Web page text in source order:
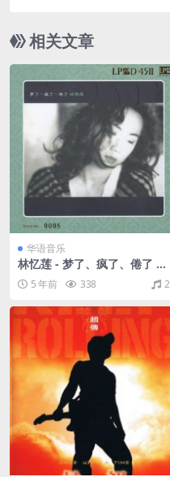
相关文章
华语音乐
林忆莲 - 梦了、疯了、倦了 大
碟10 LPCD45 Ⅱ 1991（WAV+
CUE/整轨/438M）
5 年前 338 2